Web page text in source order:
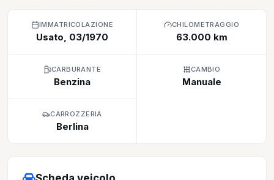
IMMATRICOLAZIONE
Usato, 03/1970
CHILOMETRAGGIO
63.000 km
CARBURANTE
Benzina
CAMBIO
Manuale
CARROZZERIA
Berlina